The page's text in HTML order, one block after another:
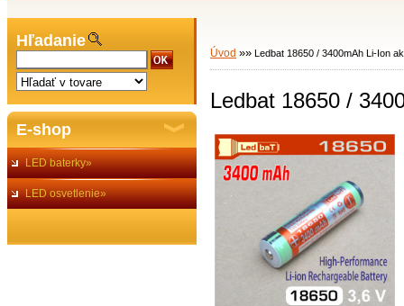
Hľadanie
E-shop
LED baterky»
LED osvetlenie»
Úvod »» Ledbat 18650 / 3400mAh Li-Ion
Ledbat 18650 /